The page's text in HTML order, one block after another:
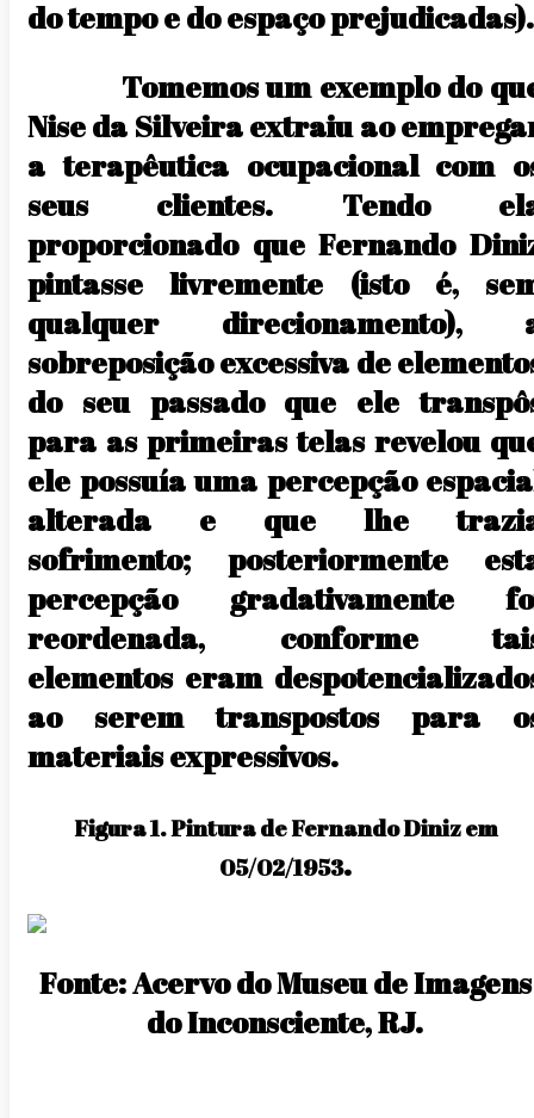
do tempo e do espaço prejudicadas).
Tomemos um exemplo do
Nise da Silveira extraiu ao
a terapêutica ocupacional com
seus clientes. Tendo
proporcionado que Fernando
pintasse livremente (isto é,
qualquer direcionamento),
sobreposição excessiva de
do seu passado que ele
para as primeiras telas revelou
ele possuía uma percepção
alterada e que lhe
sofrimento; posteriormente
percepção gradativamente
reordenada, conforme
elementos eram
ao serem transpostos para
materiais expressivos.
Figura 1. Pintura de Fernando Diniz em
05/02/1953.
Fonte: Acervo do Museu de Imagens
do Inconsciente, RJ.